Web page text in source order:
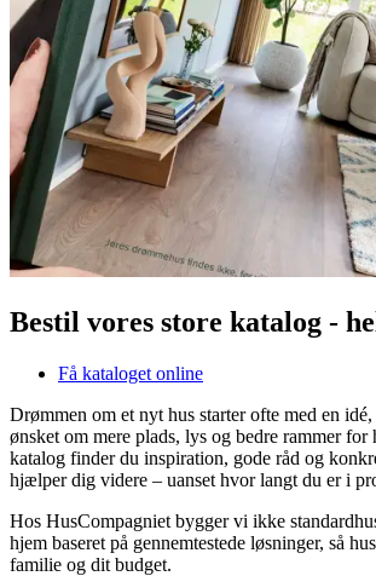
Bestil vores store katalog -
Få kataloget online
Drømmen om et nyt hus starter ofte med en
ønsket om mere plads, lys og bedre rammer for
katalog finder du inspiration, gode råd og
hjælper dig videre – uanset hvor langt du er i
Hos HusCompagniet bygger vi ikke
hjem baseret på gennemtestede løsninger, så
familie og dit budget.